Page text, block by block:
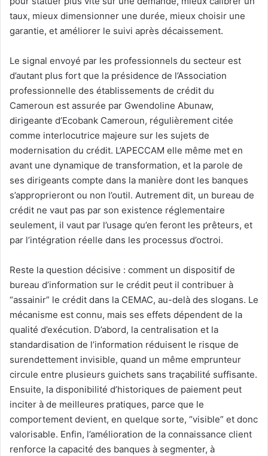
taux, mieux dimensionner une durée, mieux choisir une
garantie, et améliorer le suivi après décaissement.
Le signal envoyé par les professionnels du secteur est
d’autant plus fort que la présidence de l’Association
professionnelle des établissements de crédit du
Cameroun est assurée par Gwendoline Abunaw,
dirigeante d’Ecobank Cameroun, régulièrement citée
comme interlocutrice majeure sur les sujets de
modernisation du crédit. L’APECCAM elle même met en
avant une dynamique de transformation, et la parole de
ses dirigeants compte dans la manière dont les banques
s’approprieront ou non l’outil. Autrement dit, un bureau de
crédit ne vaut pas par son existence réglementaire
seulement, il vaut par l’usage qu’en feront les prêteurs, et
par l’intégration réelle dans les processus d’octroi.
Reste la question décisive : comment un dispositif de
bureau d’information sur le crédit peut il contribuer à
“assainir” le crédit dans la CEMAC, au-delà des slogans. Le
mécanisme est connu, mais ses effets dépendent de la
qualité d’exécution. D’abord, la centralisation et la
standardisation de l’information réduisent le risque de
surendettement invisible, quand un même emprunteur
circule entre plusieurs guichets sans traçabilité suffisante.
Ensuite, la disponibilité d’historiques de paiement peut
inciter à de meilleures pratiques, parce que le
comportement devient, en quelque sorte, “visible” et donc
valorisable. Enfin, l’amélioration de la connaissance client
renforce la capacité des banques à segmenter, à